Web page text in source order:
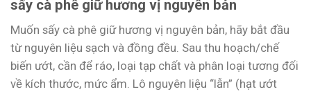
sấy cà phê giữ hương vị nguyên bản
Muốn sấy cà phê giữ hương vị nguyên bản, hãy bắt đầu
từ nguyên liệu sạch và đồng đều. Sau thu hoạch/chế
biến ướt, cần để ráo, loại tạp chất và phân loại tương đối
về kích thước, mức ẩm. Lô nguyên liệu “lẫn” (hạt ướt